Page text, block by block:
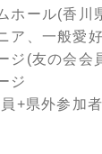
ホール(香
ア、一般愛
ジ(友の会会
ジ
+県外参加